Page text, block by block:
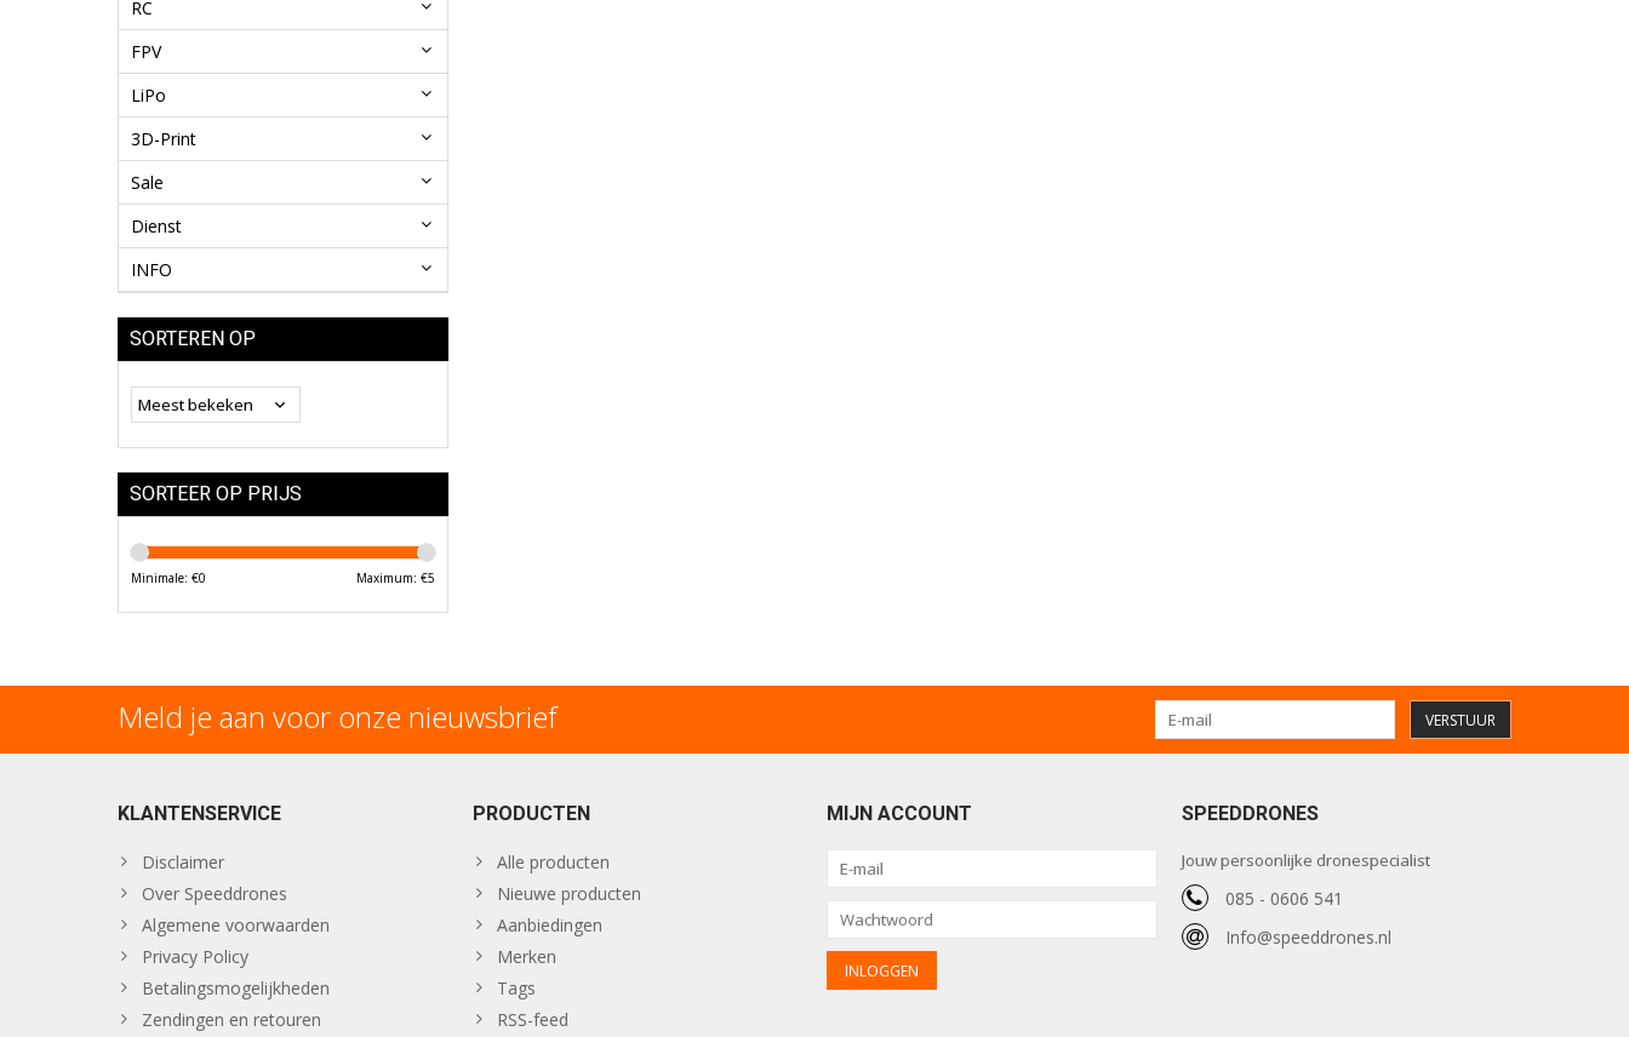
RC
FPV
LiPo
3D-Print
Sale
Dienst
INFO
SORTEREN OP
SORTEER OP PRIJS
Minimale: €0 Maximum: €5
Meld je aan voor onze nieuwsbrief VERSTUUR
KLANTENSERVICE
Disclaimer
Over Speeddrones
Algemene voorwaarden
Privacy Policy
Betalingsmogelijkheden
Zendingen en retouren
PRODUCTEN
Alle producten
Nieuwe producten
Aanbiedingen
Merken
Tags
RSS-feed
MIJN ACCOUNT SPEEDDRONES
Jouw persoonlijke dronespecialist
085 - 0606 541
Info@speeddrones.nl